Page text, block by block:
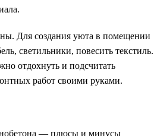
Для создания уюта в помещении
светильники, повесить текстиль.
отдохнуть и подсчитать
работ своими руками.
— плюсы и минусы